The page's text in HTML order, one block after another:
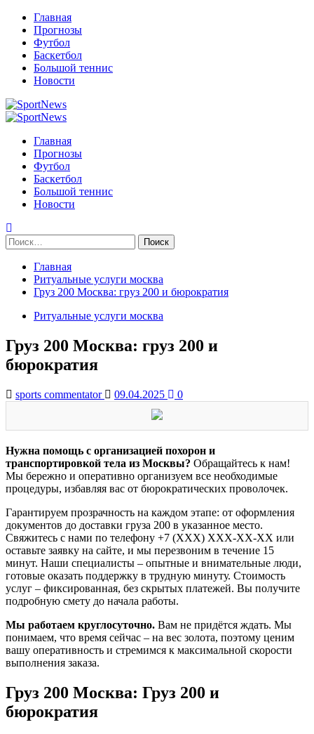
Перейти
содержимому
Главная
Прогнозы
Футбол
Баскетбол
Большой теннис
Новости
Primary
Главная
Прогнозы
Футбол
Баскетбол
Большой теннис
Новости
Найти:
Главная
Ритуальные услуги москва
Груз 200 Москва: груз 200 и бюрократия
Ритуальные услуги москва
Груз 200 Москва: груз 200 и
бюрократия
sports commentator 09.04.2025 0
Нужна помощь с организацией похорон и
транспортировкой тела из Москвы? Обращайтесь к нам!
Мы бережно и оперативно организуем все необходимые
процедуры, избавляя вас от бюрократических проволочек.
Гарантируем прозрачность на каждом этапе: от оформления
документов до доставки груза 200 в указанное место.
Свяжитесь с нами по телефону +7 (XXX) XXX-XX-XX или
оставьте заявку на сайте, и мы перезвоним в течение 15
минут. Наши специалисты – опытные и внимательные люди,
готовые оказать поддержку в трудную минуту. Стоимость
услуг – фиксированная, без скрытых платежей. Вы получите
подробную смету до начала работы.
Мы работаем круглосуточно. Вам не придётся ждать. Мы
понимаем, что время сейчас – на вес золота, поэтому ценим
вашу оперативность и стремимся к максимальной скорости
выполнения заказа.
Груз 200 Москва: Груз 200 и
бюрократия